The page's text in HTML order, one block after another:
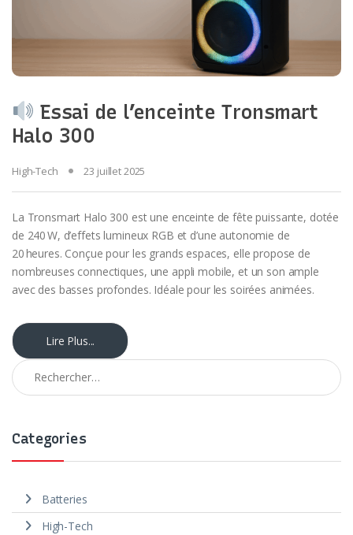
Essai de l’enceinte Tronsmart
Halo 300
High-Tech 23 juillet 2025
La Tronsmart Halo 300 est une enceinte de fête puissante, dotée
de 240 W, d’effets lumineux RGB et d’une autonomie de
20 heures. Conçue pour les grands espaces, elle propose de
nombreuses connectiques, une appli mobile, et un son ample
avec des basses profondes. Idéale pour les soirées animées.
Lire Plus...
Rechercher :
Categories
Batteries
High-Tech